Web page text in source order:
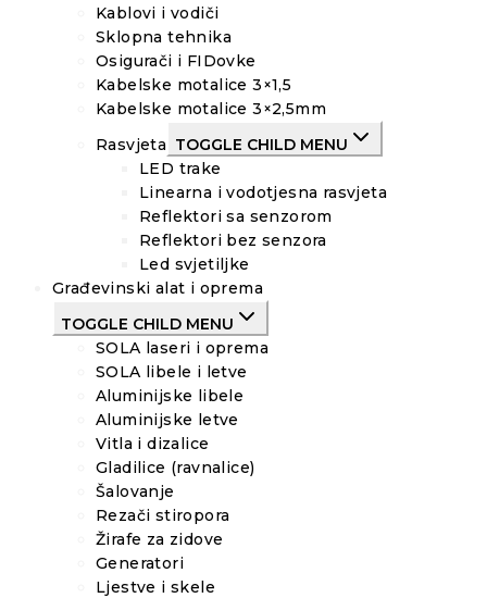
Kablovi i vodiči
Sklopna tehnika
Osigurači i FIDovke
Kabelske motalice 3×1,5
Kabelske motalice 3×2,5mm
Rasvjeta TOGGLE CHILD MENU
LED trake
Linearna i vodotjesna rasvjeta
Reflektori sa senzorom
Reflektori bez senzora
Led svjetiljke
Građevinski alat i oprema
TOGGLE CHILD MENU
SOLA laseri i oprema
SOLA libele i letve
Aluminijske libele
Aluminijske letve
Vitla i dizalice
Gladilice (ravnalice)
Šalovanje
Rezači stiropora
Žirafe za zidove
Generatori
Ljestve i skele